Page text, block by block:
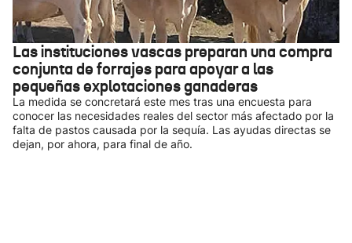
Las instituciones vascas preparan una compra
conjunta de forrajes para apoyar a las
pequeñas explotaciones ganaderas
La medida se concretará este mes tras una encuesta para
conocer las necesidades reales del sector más afectado por la
falta de pastos causada por la sequía. Las ayudas directas se
dejan, por ahora, para final de año.